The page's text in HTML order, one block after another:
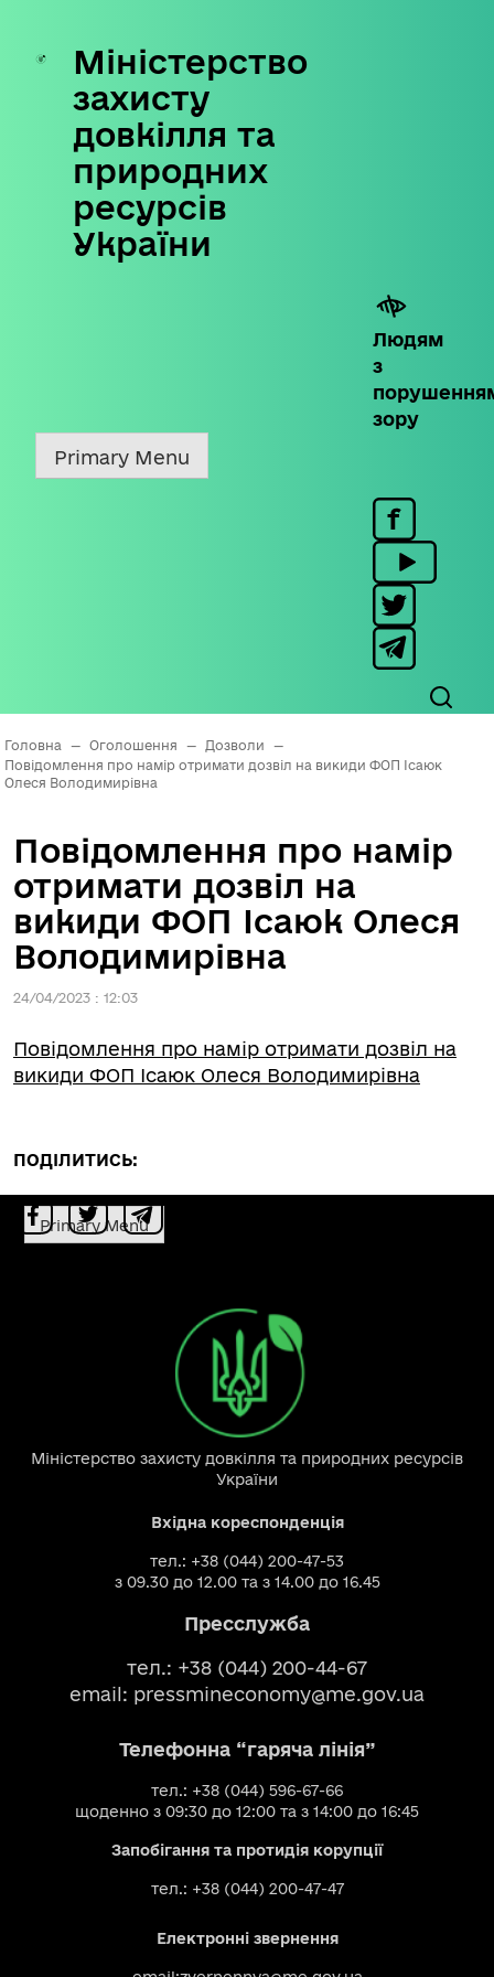
Skip
content
Міністерство
захисту
довкілля та
природних
ресурсів
України
Людям
з
зору
Primary Menu
Головна — Оголошення — Дозволи
—
Повідомлення про намір отримати дозвіл на викиди ФОП Ісаюк
Олеся Володимирівна
Повідомлення про намір
отримати дозвіл на
викиди ФОП Ісаюк Олеся
Володимирівна
24/04/2023 : 12:03
Повідомлення про намір отримати дозвіл на
викиди ФОП Ісаюк Олеся Володимирівна
ПОДІЛИТИСЬ:
Primary Menu
Міністерство захисту довкілля та природних ресурсів
України
Вхідна кореспонденція
тел.: +38 (044) 200-47-53
з 09.30 до 12.00 та з 14.00 до 16.45
Пресслужба
тел.: +38 (044) 200-44-67
email: pressmineconomy@me.gov.ua
Телефонна “гаряча лінія”
тел.: +38 (044) 596-67-66
щоденно з 09:30 до 12:00 та з 14:00 до 16:45
Запобігання та протидія корупції
тел.: +38 (044) 200-47-47
Електронні звернення